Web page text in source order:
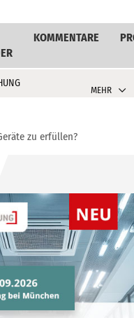
KOMMENTARE
MEHR
zu erfüllen?